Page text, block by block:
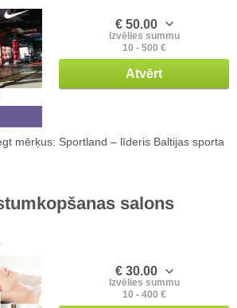
€ 50.00
Izvēlies summu
10 - 500 €
Atvērt
mērķus: Sportland – līderis Baltijas sporta
salons
€ 30.00
Izvēlies summu
10 - 400 €